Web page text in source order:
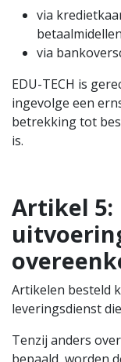
via
betaalmidellen
via
EDU-TECH is
ingevolge een
betrekking tot
is.
Artikel 5:
Artikelen besteld
leveringsdienst
Tenzij anders